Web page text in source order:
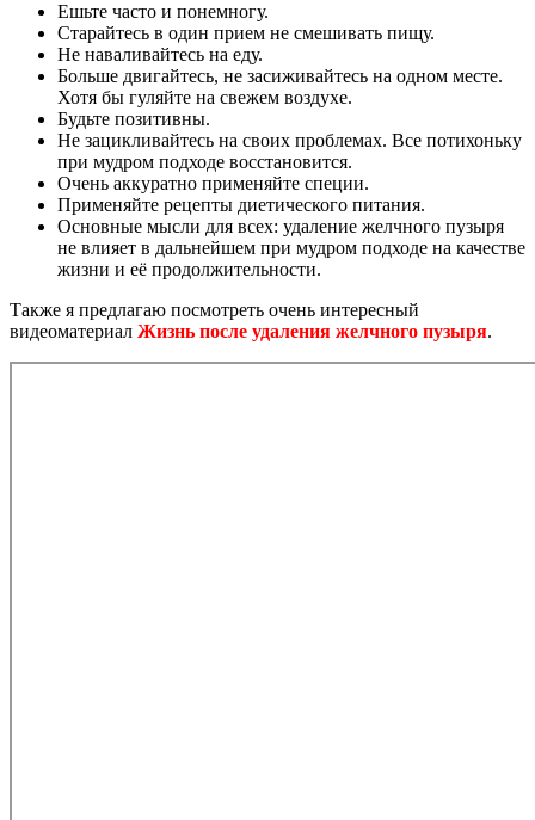
Ешьте часто и понемногу.
Старайтесь в один прием не смешивать пищу.
Не наваливайтесь на еду.
Больше двигайтесь, не засиживайтесь на одном месте.
Хотя бы гуляйте на свежем воздухе.
Будьте позитивны.
Не зацикливайтесь на своих проблемах. Все потихоньку
при мудром подходе восстановится.
Очень аккуратно применяйте специи.
Применяйте рецепты диетического питания.
Основные мысли для всех: удаление желчного пузыря
не влияет в дальнейшем при мудром подходе на качестве
жизни и её продолжительности.
Также я предлагаю посмотреть очень интересный
видеоматериал Жизнь после удаления желчного пузыря.